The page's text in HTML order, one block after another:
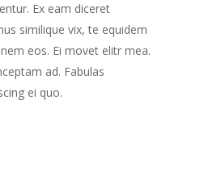
Ex eam diceret
similique vix, te equidem
eos. Ei movet elitr mea.
ad. Fabulas
ei quo.